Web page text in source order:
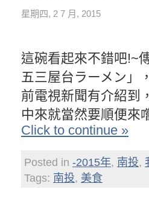
星期四, 2 7 月, 2015
這碗看起來不錯吧!~
五三屋台ラーメン」
前電視新聞有介紹到
中來就當然要順便
Click to continue »
Posted in -2015年, 南投,
Tags: 南投, 美食